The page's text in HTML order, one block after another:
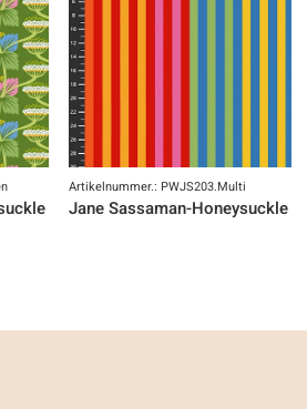
Summer-Digital
Artikelnummer.: PWJS203.Multi
Jane Sassaman-Honeysuckle